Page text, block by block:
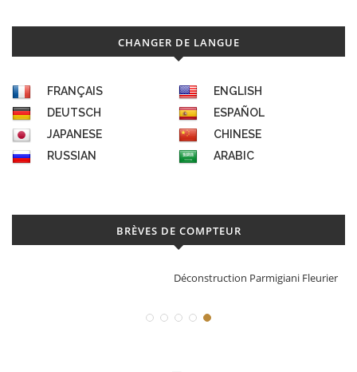
CHANGER DE LANGUE
FRANÇAIS
ENGLISH
DEUTSCH
ESPAÑOL
JAPANESE
CHINESE
RUSSIAN
ARABIC
BRÈVES DE COMPTEUR
Déconstruction Parmigiani Fleurier